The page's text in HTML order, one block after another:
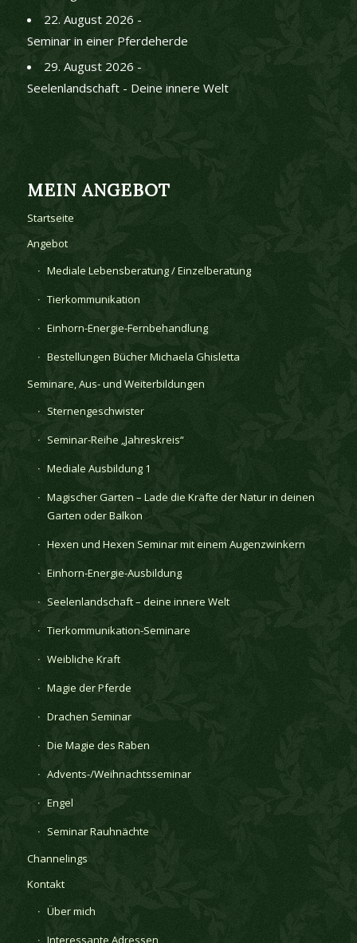
22. August 2026 -
Seminar in einer Pferdeherde
29. August 2026 -
Seelenlandschaft - Deine innere Welt
MEIN ANGEBOT
Startseite
Angebot
Mediale Lebensberatung / Einzelberatung
Tierkommunikation
Einhorn-Energie-Fernbehandlung
Bestellungen Bücher Michaela Ghisletta
Seminare, Aus- und Weiterbildungen
Sternengeschwister
Seminar-Reihe „Jahreskreis“
Mediale Ausbildung 1
Magischer Garten – Lade die Kräfte der Natur in deinen
Garten oder Balkon
Hexen und Hexen Seminar mit einem Augenzwinkern
Einhorn-Energie-Ausbildung
Seelenlandschaft – deine innere Welt
Tierkommunikation-Seminare
Weibliche Kraft
Magie der Pferde
Drachen Seminar
Die Magie des Raben
Advents-/Weihnachtsseminar
Engel
Seminar Rauhnächte
Channelings
Kontakt
Über mich
Interessante Adressen